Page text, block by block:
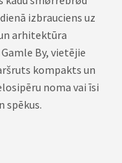
izbrauciens uz
arhitektūra
By, vietējie
kompakts un
noma vai īsi
spēkus.